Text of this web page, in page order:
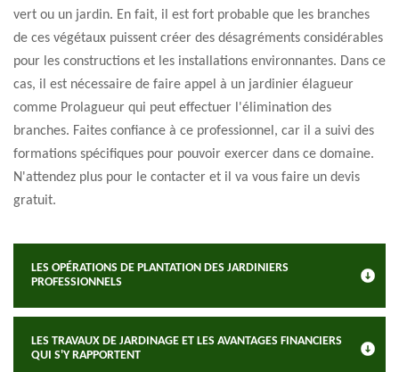
vert ou un jardin. En fait, il est fort probable que les branches
de ces végétaux puissent créer des désagréments considérables
pour les constructions et les installations environnantes. Dans ce
cas, il est nécessaire de faire appel à un jardinier élagueur
comme Prolagueur qui peut effectuer l'élimination des
branches. Faites confiance à ce professionnel, car il a suivi des
formations spécifiques pour pouvoir exercer dans ce domaine.
N'attendez plus pour le contacter et il va vous faire un devis
gratuit.
LES OPÉRATIONS DE PLANTATION DES JARDINIERS
PROFESSIONNELS
LES TRAVAUX DE JARDINAGE ET LES AVANTAGES FINANCIERS
QUI S'Y RAPPORTENT